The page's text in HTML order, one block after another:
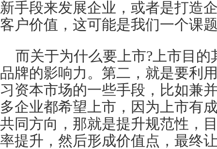
新手段来发展企业，或者是打造
客户价值，这可能是我们一个课
而关于为什么要上市?上市目
品牌的影响力。第二，就是要利
习资本市场的一些手段，比如兼
多企业都希望上市，因为上市有
共同方向，那就是提升规范性，
率提升，然后形成价值点，最终